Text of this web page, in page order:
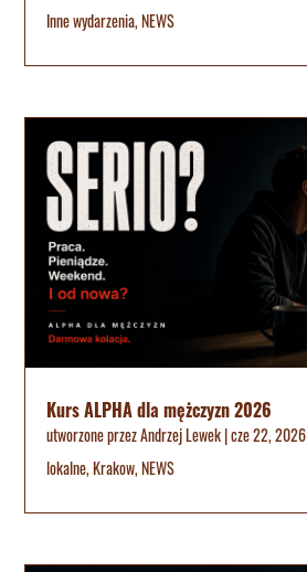
Inne wydarzenia,NEWS
Kurs ALPHA dla mężczyzn 2026
utworzone przezAndrzej Lewek|cze 22, 2026
lokalne,Krakow,NEWS